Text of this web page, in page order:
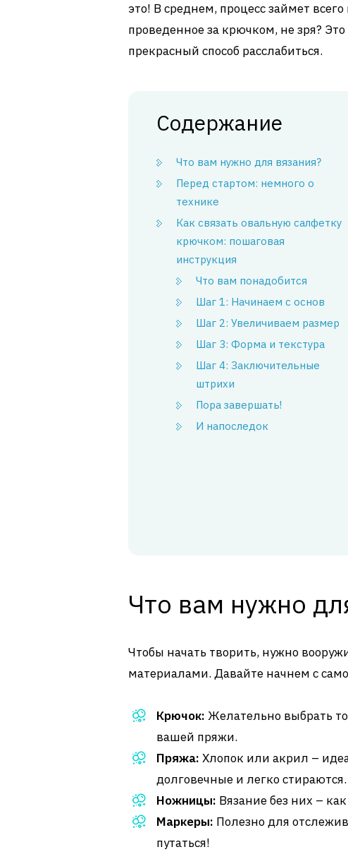
это! В среднем, процесс займет
проведенное за крючком, не зря?
прекрасный способ расслабиться.
Содержание
Что вам нужно для вязания?
Перед стартом: немного о
технике
Как связать овальную салфетку
крючком: пошаговая
инструкция
Что вам понадобится
Шаг 1: Начинаем с основ
Шаг 2: Увеличиваем размер
Шаг 3: Форма и текстура
Шаг 4: Заключительные
штрихи
Пора завершать!
И напоследок
Что вам нужно
Чтобы начать творить, нужно
материалами. Давайте начнем с
Крючок: Желательно выбрать
вашей пряжи.
Пряжа: Хлопок или акрил –
долговечные и легко стираются.
Ножницы: Вязание без них –
Маркеры: Полезно для
путаться!